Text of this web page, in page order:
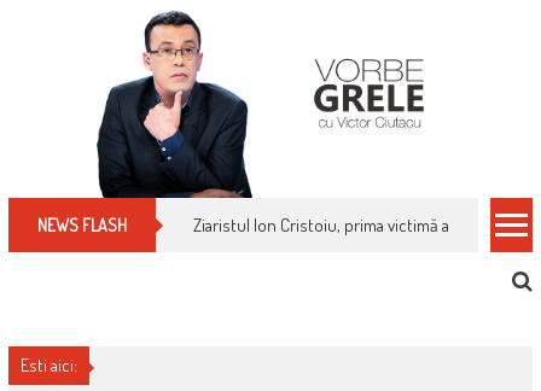
NEWS FLASH Ziaristul Ion Cristoiu, prima victimă a noi
Esti aici: